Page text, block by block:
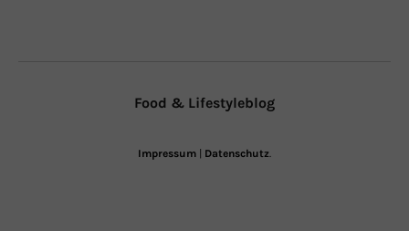
Food & Lifestyleblog
Impressum Datenschutz